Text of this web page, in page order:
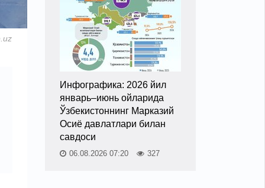
Инфографика: 2026 йил
январь–июнь ойларида
Ўзбекистоннинг Марказий
Осиё давлатлари билан
савдоси
06.08.2026 07:20 327